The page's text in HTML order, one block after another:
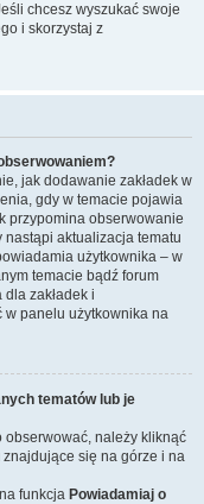
chcesz wyszukać swoje
i skorzystaj z
jak dodawanie zakładek w
gdy w temacie pojawia
przypomina obserwowanie
aktualizacja tematu
użytkownika – w
temacie bądź forum
zakładek i
panelu użytkownika na
tematów lub je
obserwować, należy kliknąć
znajdujące się na górze i na
funkcja Powiadamiaj o